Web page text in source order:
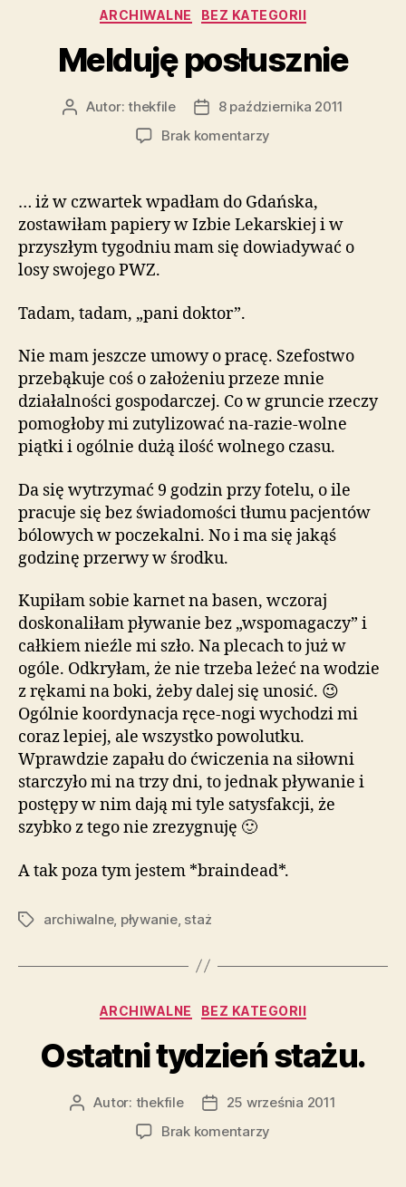
Kategorie
ARCHIWALNE BEZ KATEGORII
Melduję posłusznie
AutorAutor:thekfile
Data8 października 2011
Brak komentarzy
… iż w czwartek wpadłam do Gdańska,
zostawiłam papiery w Izbie Lekarskiej i w
przyszłym tygodniu mam się dowiadywać o
losy swojego PWZ.
Tadam, tadam, „pani doktor”.
Nie mam jeszcze umowy o pracę. Szefostwo
przebąkuje coś o założeniu przeze mnie
działalności gospodarczej. Co w gruncie rzeczy
pomogłoby mi zutylizować na-razie-wolne
piątki i ogólnie dużą ilość wolnego czasu.
Da się wytrzymać 9 godzin przy fotelu, o ile
pracuje się bez świadomości tłumu pacjentów
bólowych w poczekalni. No i ma się jakąś
godzinę przerwy w środku.
Kupiłam sobie karnet na basen, wczoraj
doskonaliłam pływanie bez „wspomagaczy” i
całkiem nieźle mi szło. Na plecach to już w
ogóle. Odkryłam, że nie trzeba leżeć na wodzie
z rękami na boki, żeby dalej się unosić. 😉
Ogólnie koordynacja ręce-nogi wychodzi mi
coraz lepiej, ale wszystko powolutku.
Wprawdzie zapału do ćwiczenia na siłowni
starczyło mi na trzy dni, to jednak pływanie i
postępy w nim dają mi tyle satysfakcji, że
szybko z tego nie zrezygnuję 🙂
A tak poza tym jestem *braindead*.
Tagiarchiwalne, pływanie, staż
Kategorie
ARCHIWALNE BEZ KATEGORII
Ostatni tydzień stażu.
AutorAutor: thekfile
Data
wpisu
25 września 2011
Brak komentarzy